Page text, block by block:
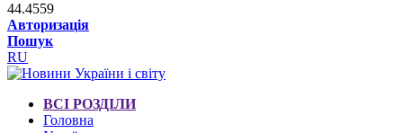
44.4559
Авторизація
Пошук
RU
ВСІ РОЗДІЛИ
Головна